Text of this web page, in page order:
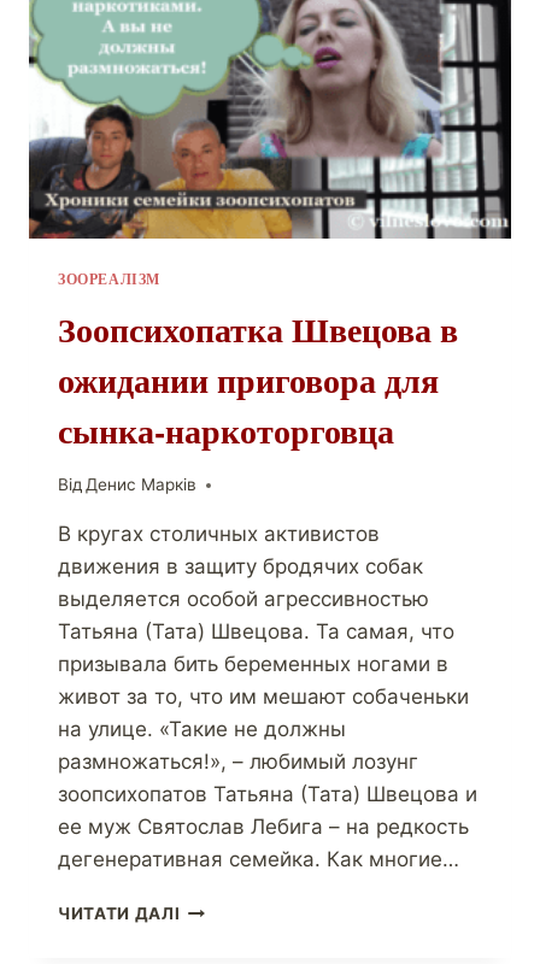
ЗООРЕАЛІЗМ
Зоопсихопатка Швецова в
ожидании приговора для
сынка-наркоторговца
ВідДенис Марків
В кругах столичных активистов
движения в защиту бродячих собак
выделяется особой агрессивностью
Татьяна (Тата) Швецова. Та самая, что
призывала бить беременных ногами в
живот за то, что им мешают собаченьки
на улице. «Такие не должны
размножаться!», – любимый лозунг
зоопсихопатов Татьяна (Тата) Швецова и
ее муж Святослав Лебига – на редкость
дегенеративная семейка. Как многие…
ЧИТАТИ ДАЛІ